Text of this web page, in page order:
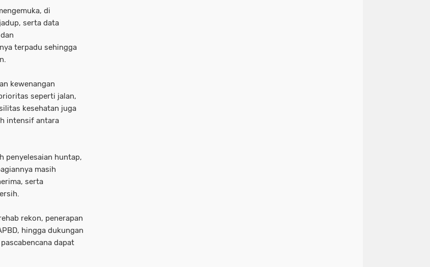
di
serta data
terpadu sehingga
kewenangan
seperti jalan,
kesehatan juga
intensif antara
penyelesaian huntap,
masih
serta
rekon, penerapan
hingga dukungan
dapat